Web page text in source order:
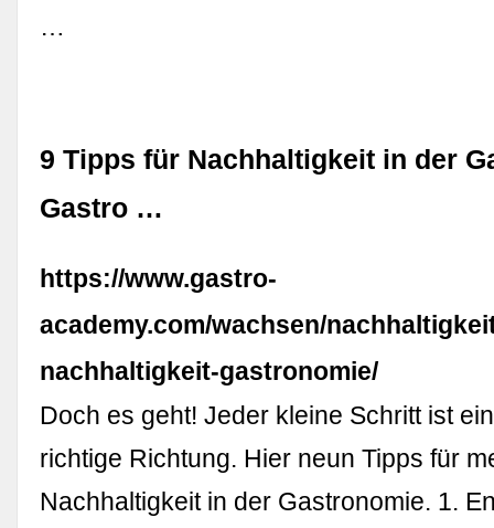
…
9 Tipps für Nachhaltigkeit in der
Gastro …
https://www.gastro-
academy.com/wachsen/
nachhaltigkeit-gastronomie/
Doch es geht! Jeder kleine Schritt ist
richtige Richtung. Hier neun Tipps für
Nachhaltigkeit in der Gastronomie. 1.